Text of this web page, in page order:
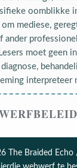
oomblikke
mediese,
ander
moet geen
interpreteer
The Braided Echo